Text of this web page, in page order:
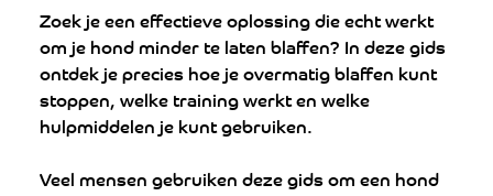
Zoek je een effectieve oplossing die echt werkt
om je hond minder te laten blaffen? In deze gids
ontdek je precies hoe je overmatig blaffen kunt
stoppen, welke training werkt en welke
hulpmiddelen je kunt gebruiken.
Veel mensen gebruiken deze gids om een hond